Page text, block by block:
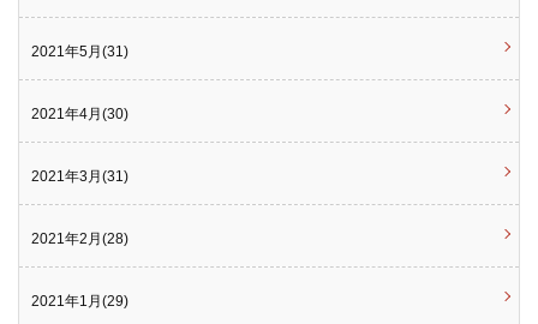
2021年5月(31)
2021年4月(30)
2021年3月(31)
2021年2月(28)
2021年1月(29)